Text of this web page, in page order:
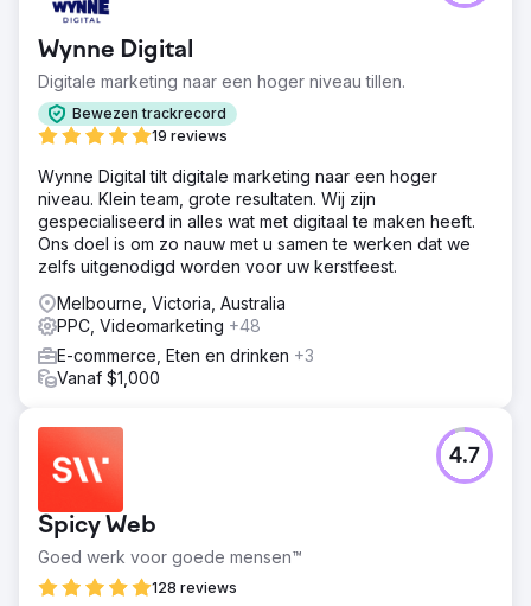
Wynne Digital
Digitale marketing naar een hoger niveau tillen.
Bewezen trackrecord
19 reviews
Wynne Digital tilt digitale marketing naar een hoger
niveau. Klein team, grote resultaten. Wij zijn
gespecialiseerd in alles wat met digitaal te maken heeft.
Ons doel is om zo nauw met u samen te werken dat we
zelfs uitgenodigd worden voor uw kerstfeest.
Melbourne, Victoria, Australia
PPC, Videomarketing +48
E-commerce, Eten en drinken +3
Vanaf $1,000
Spicy Web
Goed werk voor goede mensen™
128 reviews
4.7